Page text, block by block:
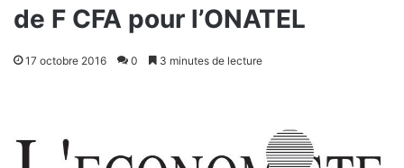
de F CFA pour l’ONATEL
17 octobre 2016 0 3 minutes de lecture